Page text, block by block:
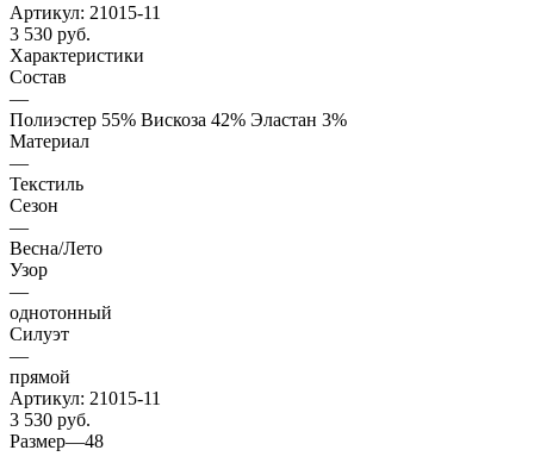
Артикул: 21015-11
3 530 руб.
Характеристики
Состав
—
Полиэстер 55% Вискоза 42% Эластан 3%
Материал
—
Текстиль
Сезон
—
Весна/Лето
Узор
—
однотонный
Силуэт
—
прямой
Артикул: 21015-11
3 530 руб.
Размер—48